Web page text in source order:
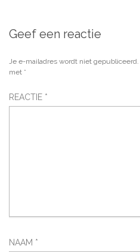
Geef een reactie
Je e-mailadres wordt niet gepubliceerd.
met *
REACTIE *
NAAM *